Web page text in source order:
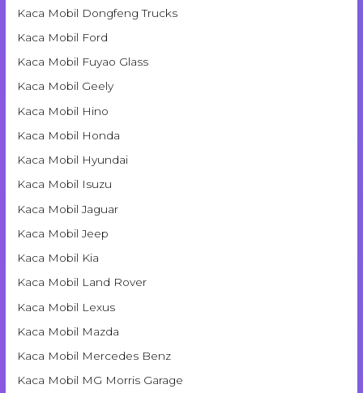
Kaca Mobil Dongfeng Trucks
Kaca Mobil Ford
Kaca Mobil Fuyao Glass
Kaca Mobil Geely
Kaca Mobil Hino
Kaca Mobil Honda
Kaca Mobil Hyundai
Kaca Mobil Isuzu
Kaca Mobil Jaguar
Kaca Mobil Jeep
Kaca Mobil Kia
Kaca Mobil Land Rover
Kaca Mobil Lexus
Kaca Mobil Mazda
Kaca Mobil Mercedes Benz
Kaca Mobil MG Morris Garage